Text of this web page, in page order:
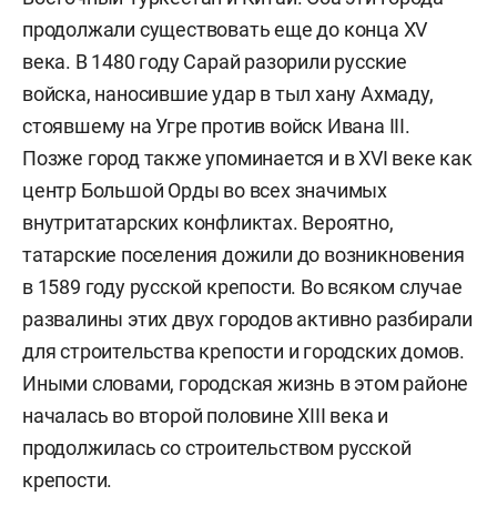
продолжали существовать еще до конца XV
века. В 1480 году Сарай разорили русские
войска, наносившие удар в тыл хану Ахмаду,
стоявшему на Угре против войск Ивана III.
Позже город также упоминается и в XVI веке как
центр Большой Орды во всех значимых
внутритатарских конфликтах. Вероятно,
татарские поселения дожили до возникновения
в 1589 году русской крепости. Во всяком случае
развалины этих двух городов активно разбирали
для строительства крепости и городских домов.
Иными словами, городская жизнь в этом районе
началась во второй половине XIII века и
продолжилась со строительством русской
крепости.